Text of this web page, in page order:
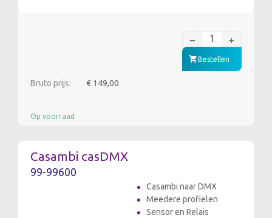
Bestellen
Bruto prijs: € 149,00
Op voorraad
Casambi casDMX
99-99600
Casambi naar DMX
Meedere profielen
Sensor en Relais